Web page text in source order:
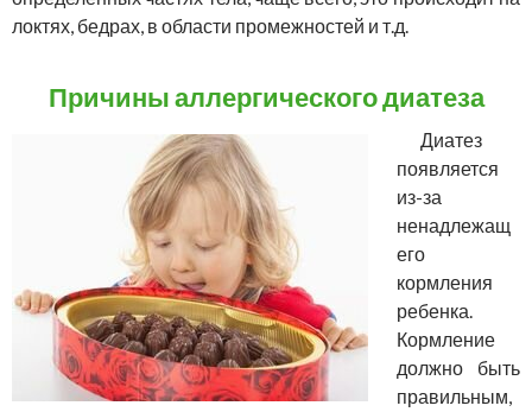
локтях, бедрах, в области промежностей и т.д.
Причины аллергического диатеза
Диатез
появляется
из-за
ненадлежащ
его
кормления
ребенка.
Кормление
должно быть
правильным,